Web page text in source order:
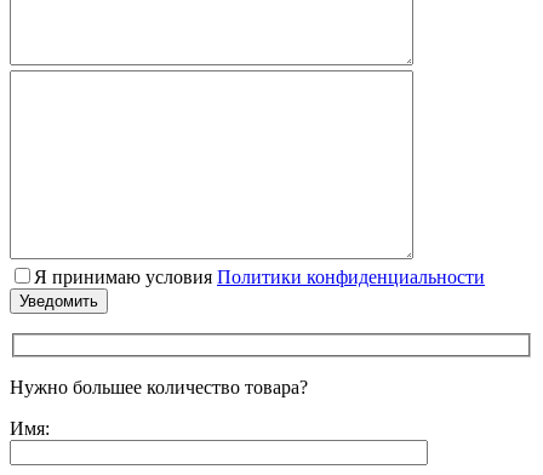
Я принимаю условия Политики конфиденциальности
Нужно большее количество товара?
Имя: